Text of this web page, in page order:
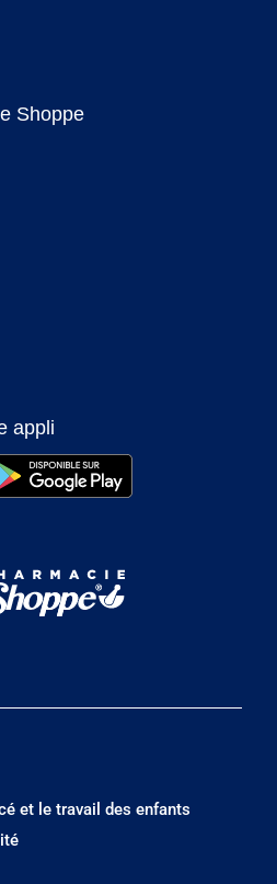
Shoppe
appli
et le travail des enfants